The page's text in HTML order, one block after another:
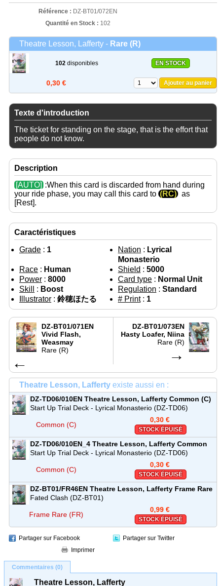
Référence : DZ-BT01/072EN
Quantité en Stock : 102
Theatre Lesson, Lafferty - Rare (R)
102 disponibles EN STOCK
0,30 € Ajouter au panier
Texte d'introduction
The ticket for standing on the stage, that is the effort that
people do not know.
Description
[AUTO] :When this card is discarded from hand during
your ride phase, you may call this card to (RC) as
[Rest].
Caractéristiques
Grade : 1 Nation : Lyrical
Monasterio
Race : Human Shield : 5000
Power : 8000 Card type : Normal Unit
Skill
: Boost Regulation : Standard
Illustrator : 鈴穂ほたる # Print: 1
DZ-BT01/071EN
Vivid Flash,
Weasmay
Rare (R)
←
DZ-BT01/073EN
Hasty Loafer, Niina
Rare (R)
→
Theatre Lesson, Lafferty existe aussi en :
DZ-TD06/010EN Theatre Lesson, Lafferty Common (C)
Start Up Trial Deck - Lyrical Monasterio (DZ-TD06)
Common (C)
0,30 €
STOCK ÉPUISÉ
DZ-TD06/010EN_4 Theatre Lesson, Lafferty Common
(C)
Start Up Trial Deck - Lyrical Monasterio (DZ-TD06)
Common (C)
0,30 €
STOCK ÉPUISÉ
DZ-BT01/FR46EN Theatre Lesson, Lafferty Frame Rare
(FR)
Fated Clash (DZ-BT01)
Frame Rare (FR)
0,99 €
STOCK ÉPUISÉ
Partager sur Facebook
Partager sur Twitter
Imprimer
Commentaires (0)
Theatre Lesson, Lafferty